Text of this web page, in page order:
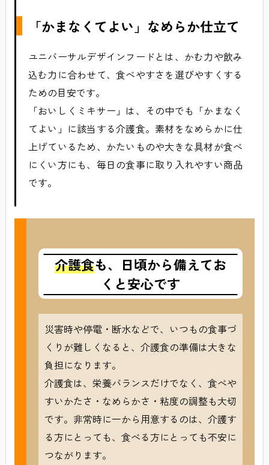
「かまなくてよい」なめらか仕立て
ユニバーサルデザインフードとは、かむ力や飲み
込む力に合わせて、食べやすさを選びやすくする
ための目安です。
「おいしくミキサー」は、その中でも「かまなく
てよい」に該当する介護食。素材をなめらかに仕
上げているため、かたいものや大きな具材が食べ
にくい方にも、毎日の食事に取り入れやすい商品
です。
介護食も、日頃から備えてお
くと安心です
災害時や停電・断水などで、いつもの食事づ
くりが難しくなると、介護食の準備は大きな
負担になります。
介護食は、栄養バランスだけでなく、食べや
すいかたさ・なめらかさ・粘度の調整も大切
です。非常時に一から用意するのは、介護す
る方にとっても、食べる方にとっても不安に
つながります。